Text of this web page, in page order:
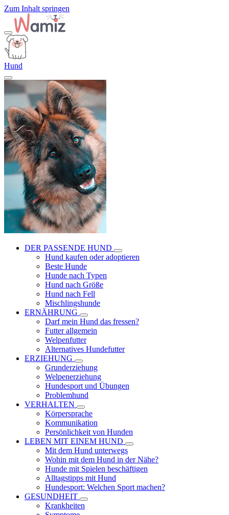
Zum Inhalt springen
Hund
DER PASSENDE HUND
Hund kaufen oder adoptieren
Beste Hunde
Hunde nach Typen
Hund nach Größe
Hund nach Fell
Mischlingshunde
ERNÄHRUNG
Darf mein Hund das fressen?
Futter allgemein
Welpenfutter
Alternatives Hundefutter
ERZIEHUNG
Grunderziehung
Welpenerziehung
Hundesport und Übungen
Problemhund
VERHALTEN
Körpersprache
Kommunikation
Persönlichkeit von Hunden
LEBEN MIT EINEM HUND
Mit dem Hund unterwegs
Wohin mit dem Hund in der Nähe?
Hunde mit Spielen beschäftigen
Alltagstipps mit Hund
Hundesport: Welchen Sport machen?
GESUNDHEIT
Krankheiten